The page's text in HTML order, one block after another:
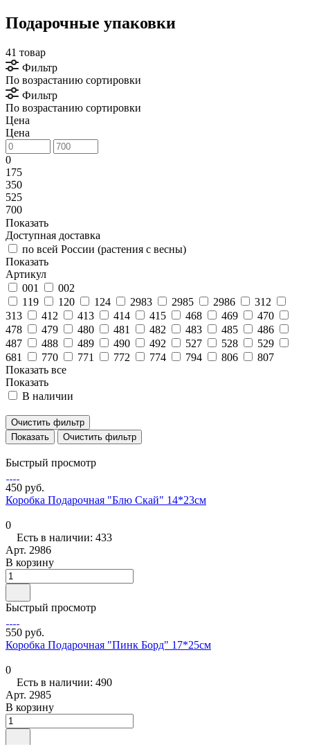
Подарочные упаковки
41 товар
Фильтр
По возрастанию сортировки
Фильтр
По возрастанию сортировки
Цена
Цена
0
175
350
525
700
Показать
Доступная доставка
по всей России (растения с весны)
Показать
Артикул
001
002
119
120 124 2983 2985 2986
312
313
412 413 414 415 468 469
470
478
479 480 481 482 483 485
486
487
488 489 490 492 527 528
529
681
770 771 772 774 794 806
807
Показать все
Показать
В наличии
Очистить фильтр
Очистить фильтр
Быстрый просмотр
450 руб.
Коробка Подарочная "Блю Скай" 14*23см
0
Есть в наличии: 433
Арт. 2986
В корзину
Быстрый просмотр
550 руб.
Коробка Подарочная "Пинк Борд" 17*25см
0
Есть в наличии: 490
Арт. 2985
В корзину